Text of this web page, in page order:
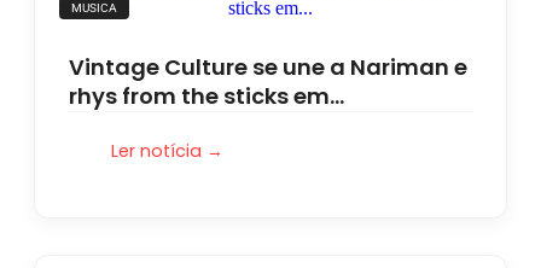
MUSICA
Vintage Culture se une a Nariman e
rhys from the sticks em…
Ler notícia →